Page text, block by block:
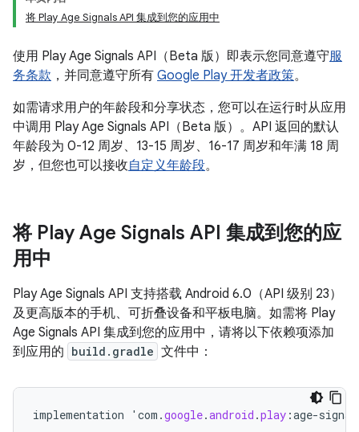
将 Play Age Signals API 集成到您的应用中
使用 Play Age Signals API（Beta 版）即表示您同意遵守服
务条款 ，并同意遵守所有 Google Play 开发者政策。
如需请求用户的年龄段和分享状态，您可以在运行时从应用
中调用 Play Age Signals API（Beta 版）。API 返回的默认
年龄段为 0-12 周岁、13-15 周岁、16-17 周岁和年满 18 周
岁，但您也可以接收自定义年龄段。
将 Play Age Signals API 集成到您的应
用中
Play Age Signals API 支持搭载 Android 6.0（API 级别 23）
及更高版本的手机、可折叠设备和平板电脑。如需将 Play
Age Signals API 集成到您的应用中，请将以下依赖项添加
到应用的 build.gradle 文件中：
implementation ' com .google.android .play :age-